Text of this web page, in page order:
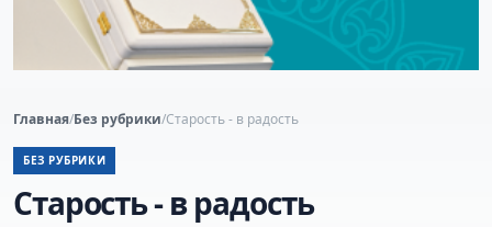
Главная/Без рубрики/Старость - в радость
БЕЗ РУБРИКИ
Старость - в радость